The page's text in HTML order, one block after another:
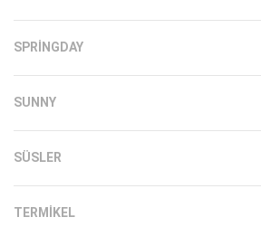
SPRINGDAY
SUNNY
SÜSLER
TERMIKEL